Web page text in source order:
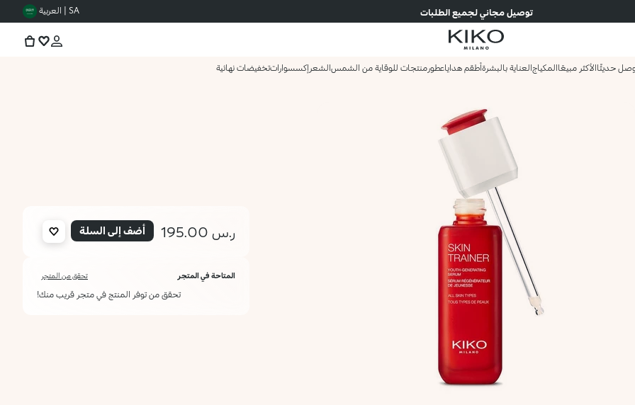
توصيل مجاني لجميع الطلبات SA | العربية
حديثًاالأكثر مبيعًاالمكياجالعناية بالبشرةأطقم هداياعطورمنتجات للوقاية من الشمسالشعر إكسسواراتتخفيضات نهائية
ر.س 195.00 أضف إلى السلة
المتاحة في المتجر تحقق من المتجر
تحقق من توفر المنتج في متجر قريب منك!